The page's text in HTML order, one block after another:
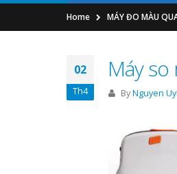
Home MÁY ĐO MÀU
02
Th4
Máy
ByNguyen